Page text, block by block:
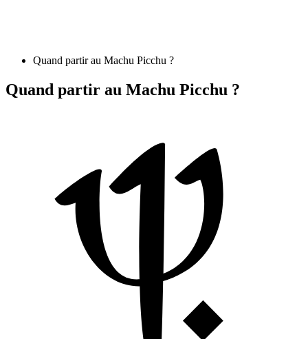
Quand partir au Machu Picchu ?
Quand partir au Machu Picchu ?